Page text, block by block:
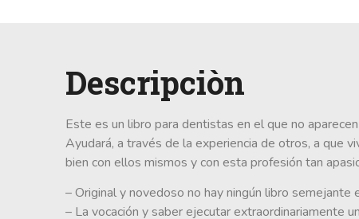
Descripciòn
Este es un libro para dentistas en el que no
Ayudará, a través de la experiencia de otros, a que
bien con ellos mismos y con esta profesión tan
– Original y novedoso no hay ningún libro semejante
– La vocación y saber ejecutar extraordinariamente